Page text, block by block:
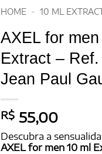
HOME - 10 ML
AXEL for
Extract –
Jean Paul
R$ 55,00
Descubra a
AXEL for men 10 ml